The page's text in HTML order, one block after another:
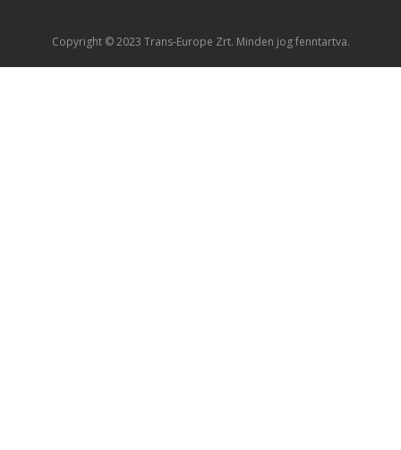
Copyright © 2023 Trans-Europe Zrt. Minden jog fenntartva.